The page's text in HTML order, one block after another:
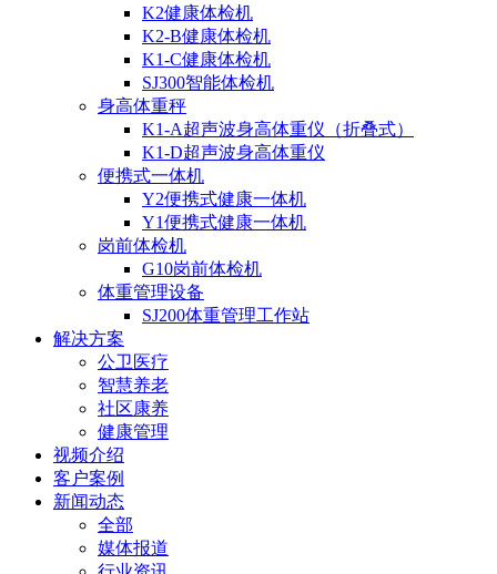
K2健康体检机
K2-B健康体检机
K1-C健康体检机
SJ300智能体检机
身高体重秤
K1-A超声波身高体重仪（折叠式）
K1-D超声波身高体重仪
便携式一体机
Y2便携式健康一体机
Y1便携式健康一体机
岗前体检机
G10岗前体检机
体重管理设备
SJ200体重管理工作站
解决方案
公卫医疗
智慧养老
社区康养
健康管理
视频介绍
客户案例
新闻动态
全部
媒体报道